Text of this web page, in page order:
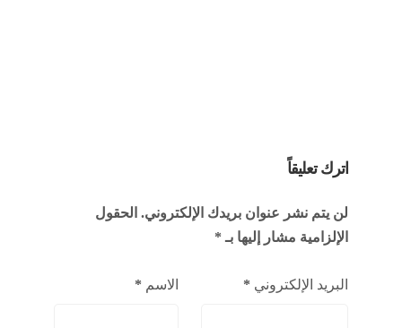
اترك تعليقاً
لن يتم نشر عنوان بريدك الإلكتروني. الحقول
الإلزامية مشار إليها بـ *
الاسم * البريد الإلكتروني *